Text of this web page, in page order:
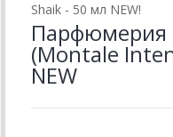
Shaik - 50 мл NEW!
Парфюмерия
(Montale
NEW